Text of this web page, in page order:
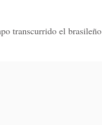
transcurrido el brasileño